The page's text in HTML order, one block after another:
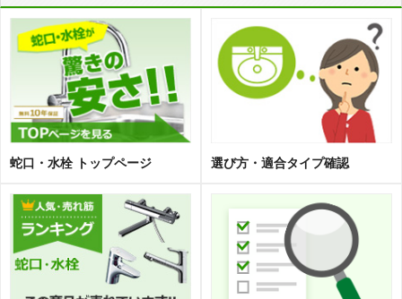
蛇口・水栓 トップページ 選び方・適合タイプ確認